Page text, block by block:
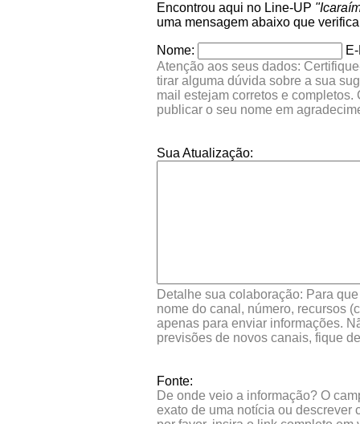
Encontrou aqui no Line-UP
uma mensagem abaixo que
Nome:
Atenção aos seus dados:
tirar alguma dúvida sobre a sua
mail estejam corretos e
publicar o seu nome em
Sua Atualização:
Detalhe sua colaboração: Para
nome do canal, número, recursos
apenas para enviar informações.
previsões de novos canais, fique
Fonte:
De onde veio a informação? O
exato de uma notícia ou descrever